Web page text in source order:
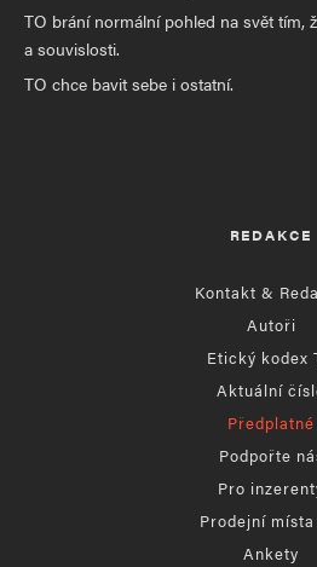
TO brání normální pohled na svět tím,
a souvislosti.
TO chce bavit sebe i ostatní.
REDAKCE
Kontakt &
Autoři
Etický kodex
Aktuální
Předplatné
Podpořte
Pro
Prodejní místa
Ankety